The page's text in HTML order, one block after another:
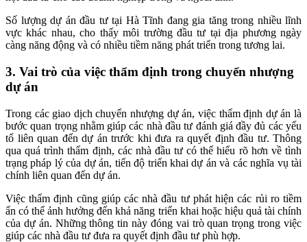
Số lượng dự án đầu tư tại Hà Tĩnh đang gia tăng trong nhiều lĩnh
vực khác nhau, cho thấy môi trường đầu tư tại địa phương ngày
càng năng động và có nhiều tiềm năng phát triển trong tương lai.
3. Vai trò của việc thẩm định trong chuyển nhượng
dự án
Trong các giao dịch chuyển nhượng dự án, việc thẩm định dự án là
bước quan trọng nhằm giúp các nhà đầu tư đánh giá đầy đủ các yếu
tố liên quan đến dự án trước khi đưa ra quyết định đầu tư. Thông
qua quá trình thẩm định, các nhà đầu tư có thể hiểu rõ hơn về tình
trạng pháp lý của dự án, tiến độ triển khai dự án và các nghĩa vụ tài
chính liên quan đến dự án.
Việc thẩm định cũng giúp các nhà đầu tư phát hiện các rủi ro tiềm
ẩn có thể ảnh hưởng đến khả năng triển khai hoặc hiệu quả tài chính
của dự án. Những thông tin này đóng vai trò quan trọng trong việc
giúp các nhà đầu tư đưa ra quyết định đầu tư phù hợp.